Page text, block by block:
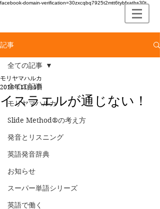
facebook-domain-verification=30zxcqbq7925t2mtt6tybfxatbs30t
記事
全ての記事
モリヤマハルカ
Slide Method®の考え方
発音とリスニング
英語発音辞典
お知らせ
スーパー単語シリーズ
英語で働く
全ての記事
イスラエルが通じない！
モリヤマハルカ
2018年11月4日